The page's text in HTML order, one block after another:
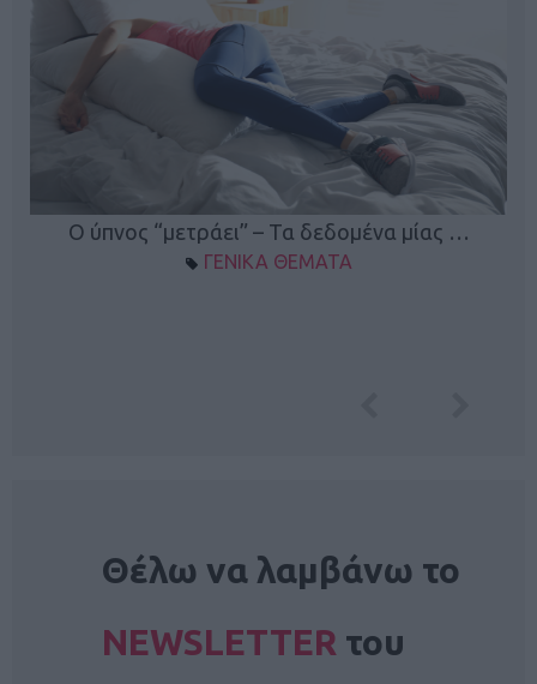
Ο ύπνος “μετράει” – Τα δεδομένα μίας …
ΓΕΝΙΚΑ ΘΕΜΑΤΑ
Θέλω να λαμβάνω το
NEWSLETTER του